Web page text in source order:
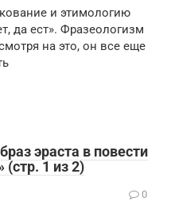
и этимологию
да ест». Фразеологизм
на это, он все еще
эраста в повести
(стр. 1 из 2)
0